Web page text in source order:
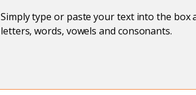
Simply type or paste your text into the
letters, words, vowels and consonants.